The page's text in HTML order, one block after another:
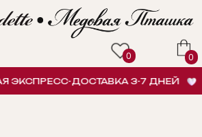
ДОСТАВКА 3-7 ДНЕЙ